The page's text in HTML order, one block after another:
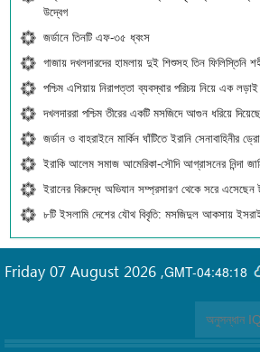
উদ্বেগ
জর্ডানে তিনটি এফ-৩৫ ধ্বংস
গাজায় দখলদারদের হামলায় দুই শিশুসহ তিন ফিলিস্তিনি
পশ্চিম এশিয়ায় নিরাপত্তা ব্যবস্থার পরিচয় নিয়ে এক লড়াই
দখলদাররা পশ্চিম তীরের একটি মসজিদে আগুন ধরিয়ে দিয়েছে
জর্ডান ও বাহরাইনে মার্কিন ঘাঁটিতে ইরানি সেনাবাহিনীর
ইরাকি আলেম সমাজ আমেরিকা-সৌদি আগ্রাসনের নিন্দা
ইরানের বিরুদ্ধে অভিযান সম্প্রসারণ থেকে সরে এসেছেন
৮টি ইসলামি দেশের যৌথ বিবৃতি: মসজিদুল আকসায়
GMT-04:48:18
Friday 07 August 2026 ,